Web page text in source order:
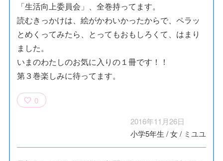
「生活向上委員会」、全巻持ってます。
読むきっかけは、絵がかわいかったからで、ペラッ
とめくってみたら、とってもおもしろくて、はまり
ました。
いまのわたしのお気に入りの１冊です！！
第３巻楽しみに待ってます。
0
2016年11月26日
小学5年生 /女/ ミユユ